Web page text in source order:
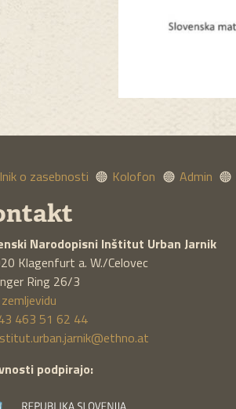
o zasebnosti Kolofon Admin
Narodopisni Inštitut Urban Jarnik
Klagenfurt a. W./Celovec
Ring 26/3
463 51 62 44
podpirajo: